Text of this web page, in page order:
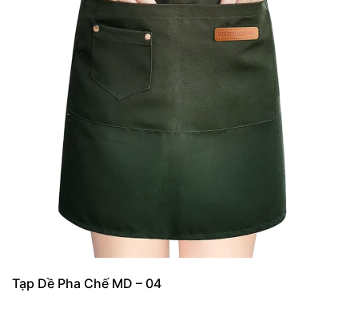
Tạp Dề Pha Chế MD – 04